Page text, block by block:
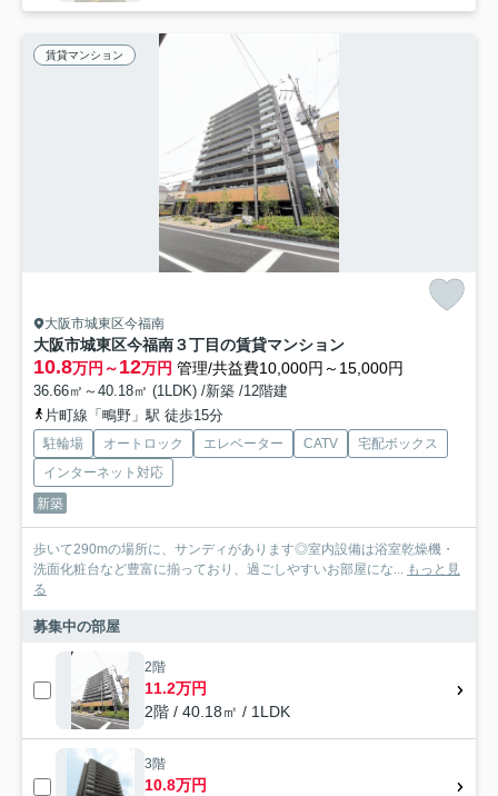
賃貸マンション
大阪市城東区今福南
大阪市城東区今福南３丁目の賃貸マンション
10.8万円～12万円 管理/共益費10,000円～15,000円
36.66㎡～40.18㎡ (1LDK) /新築 /12階建
片町線「鴫野」駅 徒歩15分
駐輪場 オートロック エレベーター CATV
宅配ボックス
インターネット対応
新築
歩いて290mの場所に、サンディがあります◎室内設備は浴室乾燥機・
洗面化粧台など豊富に揃っており、過ごしやすいお部屋にな... もっと見
る
募集中の部屋
2階
11.2万円
2階 / 40.18㎡ / 1LDK
3階
10.8万円